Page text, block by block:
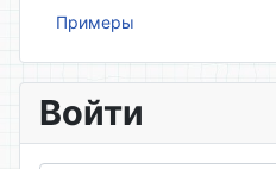
Примеры
Войти